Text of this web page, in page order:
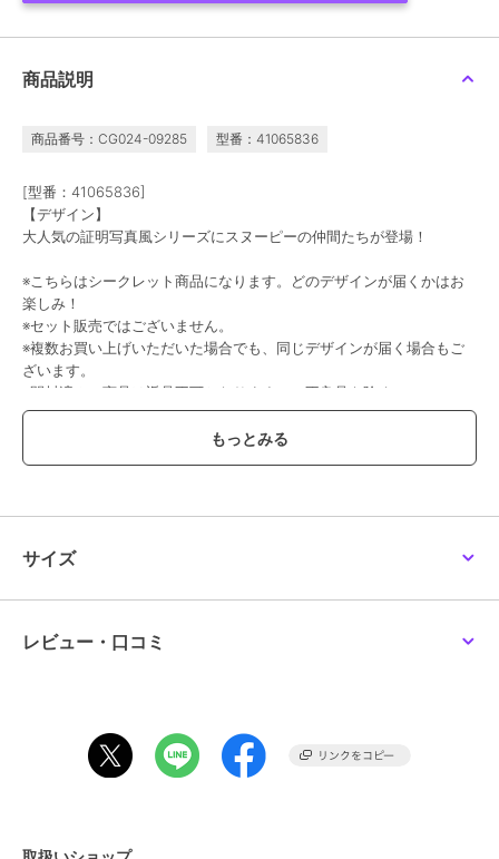
商品説明
商品番号：CG024-09285 型番：41065836
[型番：41065836]
【デザイン】
大人気の証明写真風シリーズにスヌーピーの仲間たちが登場！
※こちらはシークレット商品になります。どのデザインが届くかはお
楽しみ！
※セット販売ではございません。
※複数お買い上げいただいた場合でも、同じデザインが届く場合もご
ざいます。
※開封済みの商品は返品不可となります。（不良品を除く）
＊＊＊＊＊＊＊＊＊＊＊＊＊＊＊＊＊＊＊＊＊＊＊＊＊＊＊＊
気になるアイテムはお気に入り登録がおすすめ！
値下げ情報や在庫状況など新着情報をメルマガにてお知らせ！
この商品は、不良品のみ返品を承ります
サイズ
レビュー・口コミ